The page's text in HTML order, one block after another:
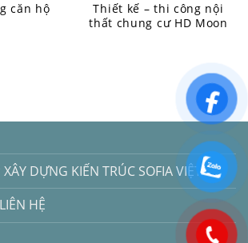
căn hộ
Thiết kế – thi công nội
thất chung cư HD Moon
XÂY DỰNG KIẾN TRÚC SOFIA VIỆT
HỆ